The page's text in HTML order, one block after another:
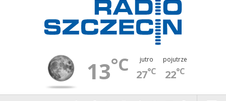
13°C jutro
27°C
pojutrze
22°C